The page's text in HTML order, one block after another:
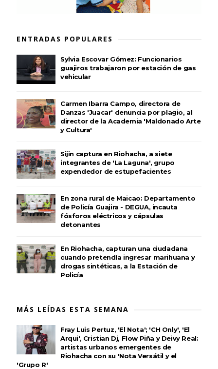
ENTRADAS POPULARES
Sylvia Escovar Gómez: Funcionarios
guajiros trabajaron por estación de gas
vehicular
Carmen Ibarra Campo, directora de
Danzas 'Juacar' denuncia por plagio, al
director de la Academia 'Maldonado Arte
y Cultura'
Sijin captura en Riohacha, a siete
integrantes de 'La Laguna', grupo
expendedor de estupefacientes
En zona rural de Maicao: Departamento
de Policía Guajira - DEGUA, incauta
fósforos eléctricos y cápsulas
detonantes
En Riohacha, capturan una ciudadana
cuando pretendía ingresar marihuana y
drogas sintéticas, a la Estación de
Policía
MÁS LEÍDAS ESTA SEMANA
Fray Luis Pertuz, 'El Nota'; 'CH Only', 'El
Arqui', Cristian Dj, Flow Piña y Deivy Real:
artistas urbanos emergentes de
Riohacha con su 'Nota Versátil y el
'Grupo R'